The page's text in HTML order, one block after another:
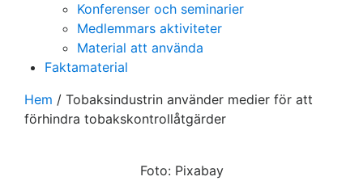
Konferenser och seminarier
Medlemmars aktiviteter
Material att använda
Faktamaterial
Hem / Tobaksindustrin använder medier för att
förhindra tobakskontrollåtgärder
Foto: Pixabay